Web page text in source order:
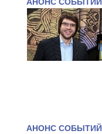
АНОНС СОБЫТИЙ
АНОНС СОБЫТИЙ